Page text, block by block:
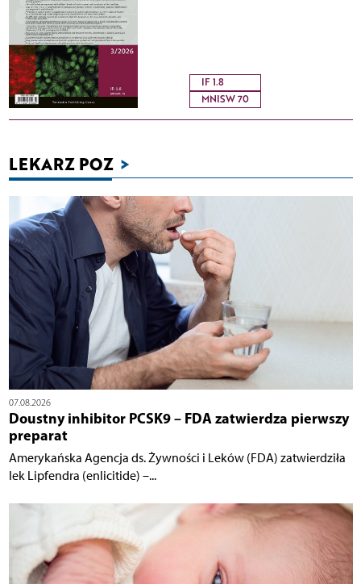
IF 1.8
MNISW 70
LEKARZ POZ >
07.08.2026
Doustny inhibitor PCSK9 – FDA zatwierdza pierwszy
preparat
Amerykańska Agencja ds. Żywności i Leków (FDA) zatwierdziła
lek Lipfendra (enlicitide) –...